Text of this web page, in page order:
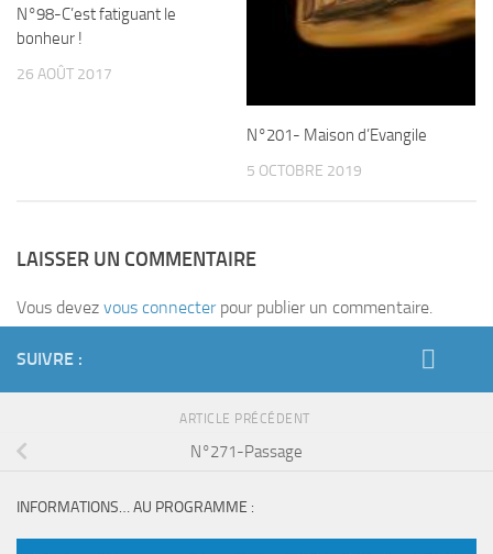
N°98-C’est fatiguant le
bonheur !
26 AOÛT 2017
N°201- Maison d’Evangile
5 OCTOBRE 2019
LAISSER UN COMMENTAIRE
Vous devez vous connecterpour publier un commentaire.
SUIVRE :
ARTICLE PRÉCÉDENT
N°271-Passage
INFORMATIONS… AU PROGRAMME :